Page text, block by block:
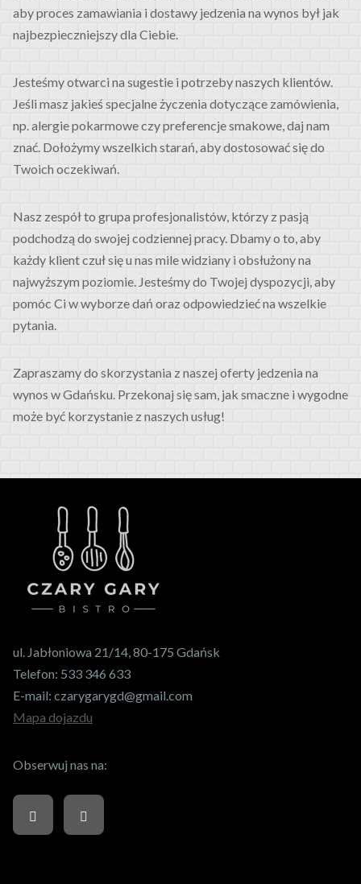
aby proces zamawiania i dostawy jedzenia na wynos był jak
najbezpieczniejszy dla Ciebie.
Jesteśmy otwarci na sugestie i potrzeby naszych klientów.
Jeśli masz jakieś specjalne życzenia dotyczące zamówienia,
np. alergie pokarmowe czy preferencje smakowe, daj nam
znać. Dołożymy wszelkich starań, aby dostosować się do
Twoich oczekiwań.
Nasz zespół to grupa profesjonalistów, którzy z pasją
podchodzą do swojej codziennej pracy. Dbamy o to, aby
każdy klient czuł się u nas mile widziany i obsłużony na
najwyższym poziomie. Jesteśmy do Twojej dyspozycji, aby
pomóc Ci w wyborze dań oraz odpowiedzieć na wszelkie
pytania.
Zapraszamy do skorzystania z naszej oferty jedzenia na
wynos w Gdańsku. Przekonaj się sam, jak smaczne i wygodne
może być korzystanie z naszych usług!
ul. Jabłoniowa 21/14, 80-175 Gdańsk
Telefon: 533 346 633
E-mail: czarygarygd@gmail.com
Mapa dojazdu
Obserwuj nas na: